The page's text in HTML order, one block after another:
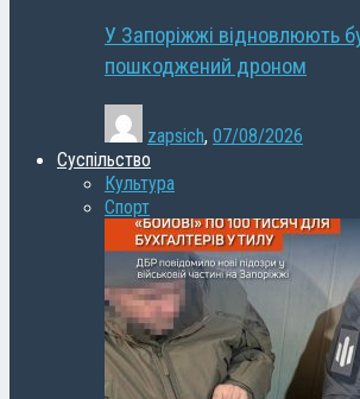
У Запоріжжі відновлюють
пошкоджений дроном
zapsich, 07/08/2026
Суспільство
Культура
Спорт